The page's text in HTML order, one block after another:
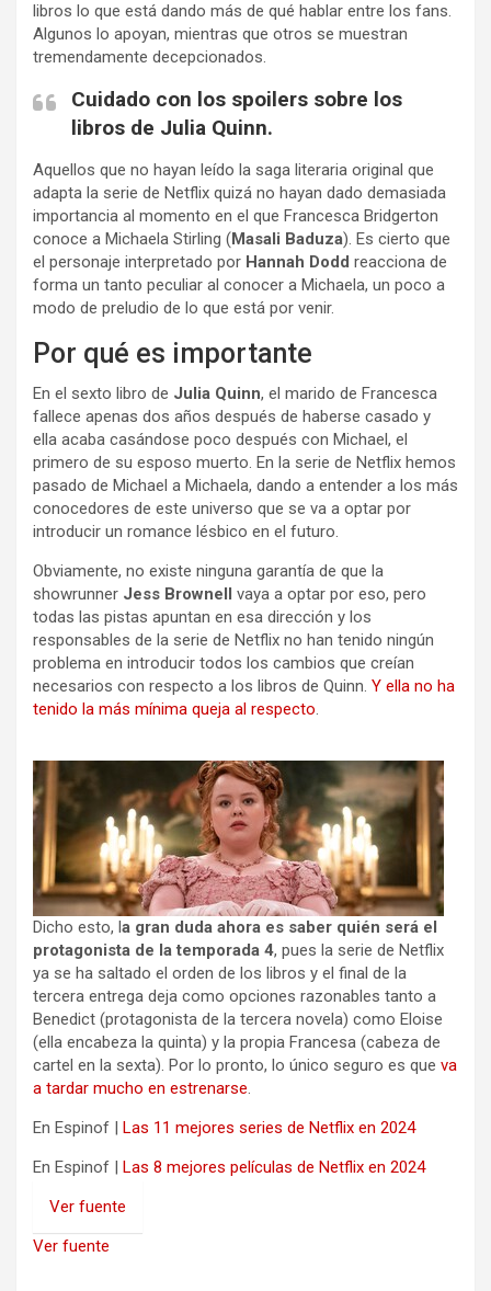
libros lo que está dando más de qué hablar entre los fans.
Algunos lo apoyan, mientras que otros se muestran
tremendamente decepcionados.
Cuidado con los spoilers sobre los
libros de Julia Quinn.
Aquellos que no hayan leído la saga literaria original que
adapta la serie de Netflix quizá no hayan dado demasiada
importancia al momento en el que Francesca Bridgerton
conoce a Michaela Stirling (Masali Baduza). Es cierto que
el personaje interpretado por Hannah Dodd reacciona de
forma un tanto peculiar al conocer a Michaela, un poco a
modo de preludio de lo que está por venir.
Por qué es importante
En el sexto libro de Julia Quinn, el marido de Francesca
fallece apenas dos años después de haberse casado y
ella acaba casándose poco después con Michael, el
primero de su esposo muerto. En la serie de Netflix hemos
pasado de Michael a Michaela, dando a entender a los más
conocedores de este universo que se va a optar por
introducir un romance lésbico en el futuro.
Obviamente, no existe ninguna garantía de que la
showrunner Jess Brownell vaya a optar por eso, pero
todas las pistas apuntan en esa dirección y los
responsables de la serie de Netflix no han tenido ningún
problema en introducir todos los cambios que creían
necesarios con respecto a los libros de Quinn. Y ella no ha
tenido la más mínima queja al respecto.
Dicho esto, la gran duda ahora es saber quién será el
protagonista de la temporada 4, pues la serie de Netflix
ya se ha saltado el orden de los libros y el final de la
tercera entrega deja como opciones razonables tanto a
Benedict (protagonista de la tercera novela) como Eloise
(ella encabeza la quinta) y la propia Francesa (cabeza de
cartel en la sexta). Por lo pronto, lo único seguro es que va
a tardar mucho en estrenarse.
En Espinof | Las 11 mejores series de Netflix en 2024
En Espinof | Las 8 mejores películas de Netflix en 2024
Ver fuente
Ver fuente